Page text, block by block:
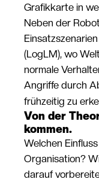
Grafikkarte in
Neben der
(LogLM), wo
normale
Angriffe durch
frühzeitig zu
Von der
kommen.
Welchen
Organisation?
darauf